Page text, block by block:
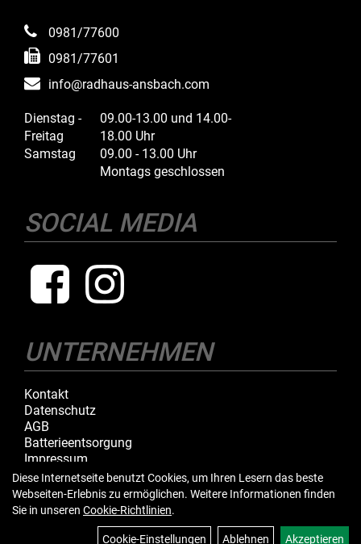
0981/77600
0981/77601
info@radhaus-ansbach.com
Dienstag -
Freitag
09.00-13.00 und 14.00-
18.00 Uhr
Samstag
09.00 - 13.00 Uhr
Montags geschlossen
SOCIAL MEDIA
UNTERNEHMEN
Kontakt
Datenschutz
AGB
Batterieentsorgung
Impressum
IHR EINKAUF
Diese Internetseite benutzt Cookies, um Ihren Lesern das beste
Webseiten-Erlebnis zu ermöglichen. Weitere Informationen finden
Sie in unseren Cookie-Richtlinien.
Cookie-Einstellungen Ablehnen Akzeptieren